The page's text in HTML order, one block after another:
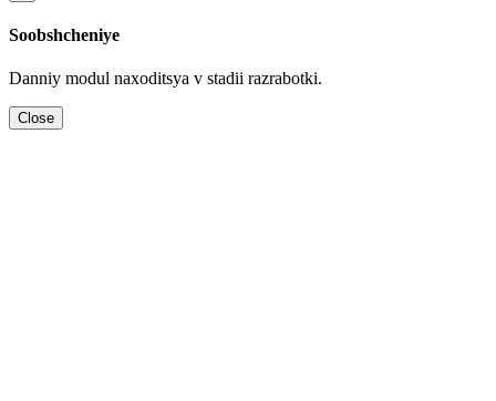
Soobshcheniye
Danniy modul naхoditsya v stadii razrabotki.
Close